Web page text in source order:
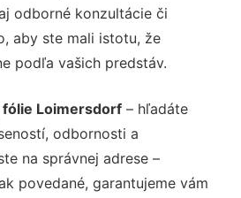
odborné konzultácie či
aby ste mali istotu, že
podľa vašich predstáv.
Loimersdorf – hľadáte
odbornosti a
na správnej adrese –
povedané, garantujeme vám